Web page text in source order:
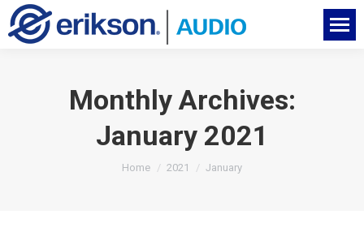
Monthly Archives:
January 2021
You are here:
Home 2021 January